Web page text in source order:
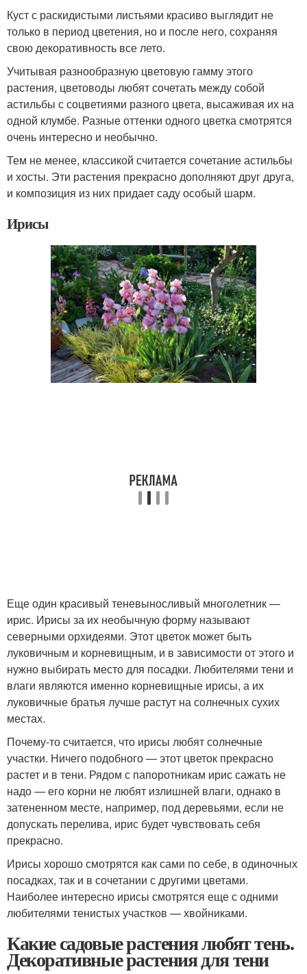
Куст с раскидистыми листьями красиво выглядит не
только в период цветения, но и после него, сохраняя
свою декоративность все лето.
Учитывая разнообразную цветовую гамму этого
растения, цветоводы любят сочетать между собой
астильбы с соцветиями разного цвета, высаживая их на
одной клумбе. Разные оттенки одного цветка смотрятся
очень интересно и необычно.
Тем не менее, классикой считается сочетание астильбы
и хосты. Эти растения прекрасно дополняют друг друга,
и композиция из них придает саду особый шарм.
Ирисы
Еще один красивый теневыносливый многолетник —
ирис. Ирисы за их необычную форму называют
северными орхидеями. Этот цветок может быть
луковичным и корневищным, и в зависимости от этого и
нужно выбирать место для посадки. Любителями тени и
влаги являются именно корневищные ирисы, а их
луковичные братья лучше растут на солнечных сухих
местах.
Почему-то считается, что ирисы любят солнечные
участки. Ничего подобного — этот цветок прекрасно
растет и в тени. Рядом с папоротникам ирис сажать не
надо — его корни не любят излишней влаги, однако в
затененном месте, например, под деревьями, если не
допускать перелива, ирис будет чувствовать себя
прекрасно.
Ирисы хорошо смотрятся как сами по себе, в одиночных
посадках, так и в сочетании с другими цветами.
Наиболее интересно ирисы смотрятся еще с одними
любителями тенистых участков — хвойниками.
Какие садовые растения любят тень.
Декоративные растения для тени